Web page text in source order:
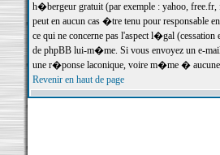
h�bergeur gratuit (par exemple : yahoo,
peut en aucun cas �tre tenu pour responsable
ce qui ne concerne pas l'aspect l�gal
de phpBB lui-m�me. Si vous envoyez un e-
une r�ponse laconique, voire m�me �
Revenir en haut de page